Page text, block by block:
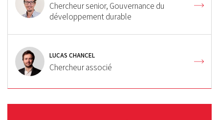
Chercheur senior, Gouvernance du
développement durable
LUCAS CHANCEL
Chercheur associé